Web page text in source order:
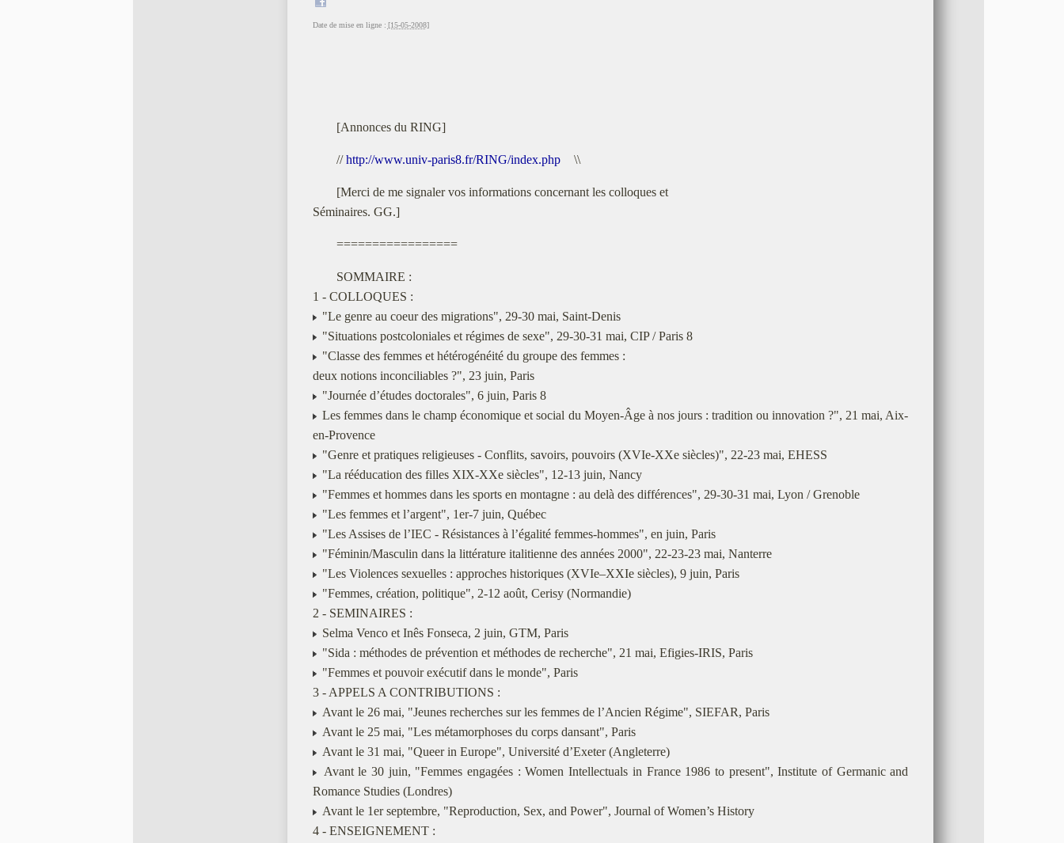
Date de mise en ligne : [15-05-2008]
[Annonces du RING]
//http://www.univ-paris8.fr/RING/index.php \\
[Merci de me signaler vos informations concernant les colloques et
Séminaires. GG.]
=================
SOMMAIRE :
1 - COLLOQUES :
"Le genre au coeur des migrations", 29-30 mai, Saint-Denis
"Situations postcoloniales et régimes de sexe", 29-30-31 mai, CIP / Paris 8
"Classe des femmes et hétérogénéité du groupe des femmes :
deux notions inconciliables ?", 23 juin, Paris
"Journée d’études doctorales", 6 juin, Paris 8
Les femmes dans le champ économique et social du Moyen-Âge à nos jours : tradition ou innovation ?", 21 mai, Aix-
en-Provence
"Genre et pratiques religieuses - Conflits, savoirs, pouvoirs (XVIe-XXe siècles)", 22-23 mai, EHESS
"La rééducation des filles XIX-XXe siècles", 12-13 juin, Nancy
"Femmes et hommes dans les sports en montagne : au delà des différences", 29-30-31 mai, Lyon / Grenoble
"Les femmes et l’argent", 1er-7 juin, Québec
"Les Assises de l’IEC - Résistances à l’égalité femmes-hommes", en juin, Paris
"Féminin/Masculin dans la littérature italitienne des années 2000", 22-23-23 mai, Nanterre
"Les Violences sexuelles : approches historiques (XVIe–XXIe siècles), 9 juin, Paris
"Femmes, création, politique", 2-12 août, Cerisy (Normandie)
2 - SEMINAIRES :
Selma Venco et Inês Fonseca, 2 juin, GTM, Paris
"Sida : méthodes de prévention et méthodes de recherche", 21 mai, Efigies-IRIS, Paris
"Femmes et pouvoir exécutif dans le monde", Paris
3 - APPELS A CONTRIBUTIONS :
Avant le 26 mai, "Jeunes recherches sur les femmes de l’Ancien Régime", SIEFAR, Paris
Avant le 25 mai, "Les métamorphoses du corps dansant", Paris
Avant le 31 mai, "Queer in Europe", Université d’Exeter (Angleterre)
Avant le 30 juin, "Femmes engagées : Women Intellectuals in France 1986 to present", Institute of Germanic and
Romance Studies (Londres)
Avant le 1er septembre, "Reproduction, Sex, and Power", Journal of Women’s History
4 - ENSEIGNEMENT :